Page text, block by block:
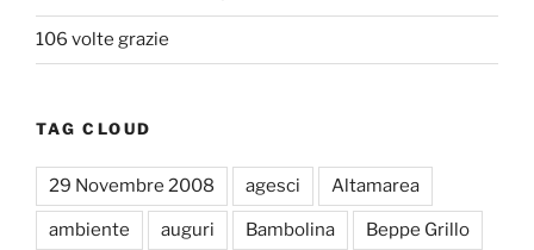
106 volte grazie
TAG CLOUD
29 Novembre 2008 agesci Altamarea
ambiente auguri Bambolina Beppe Grillo